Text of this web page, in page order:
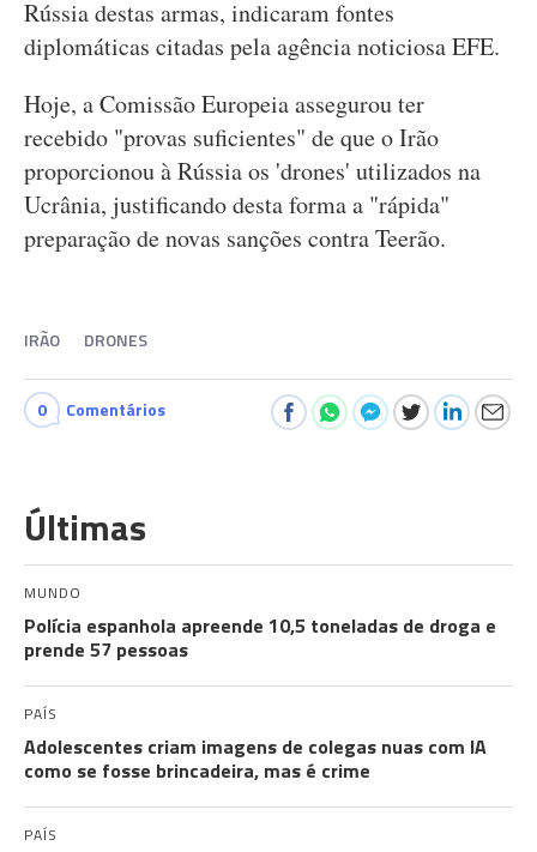
Rússia destas armas, indicaram fontes
diplomáticas citadas pela agência noticiosa EFE.
Hoje, a Comissão Europeia assegurou ter
recebido "provas suficientes" de que o Irão
proporcionou à Rússia os 'drones' utilizados na
Ucrânia, justificando desta forma a "rápida"
preparação de novas sanções contra Teerão.
IRÃO DRONES
0 Comentários
Últimas
MUNDO
Polícia espanhola apreende 10,5 toneladas de droga e
prende 57 pessoas
PAÍS
Adolescentes criam imagens de colegas nuas com IA
como se fosse brincadeira, mas é crime
PAÍS